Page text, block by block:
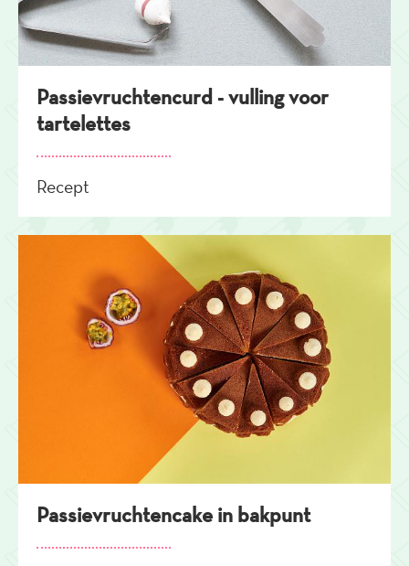
Passievruchtencurd - vulling voor
tartelettes
Recept
Passievruchtencake in bakpunt